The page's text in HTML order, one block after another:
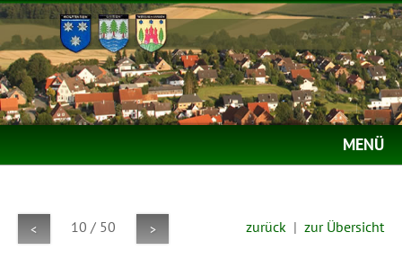
MENÜ
< 10 / 50 > zurück | zur Übersicht